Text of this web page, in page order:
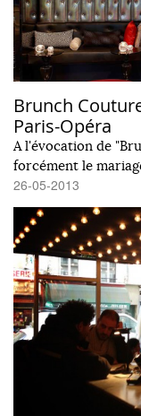
Brunch
Paris-Opéra
A l'évocation de
forcément le
26-05-2013